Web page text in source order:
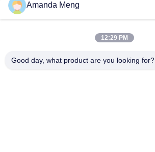
पता
Amanda Meng
12:29 PM
Good day, what product are you looking for?